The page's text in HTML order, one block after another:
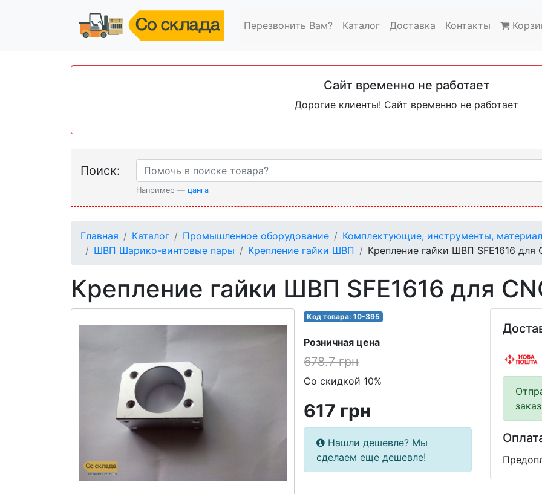
Перезвонить Вам? Каталог Доставка Контакты
Сайт временно не работает
Дорогие клиенты! Сайт временно не работает
Поиск:
Например — цанга
Главная Каталог Промышленное оборудование
Комплектующие, инструменты,
ШВП Шарико-винтовые пары
Крепление гайки ШВП Крепление гайки ШВП SFE1616 для
Крепление гайки ШВП SFE1616 для
Код товара: 10-395
Розничная цена
678.7 грн
Со скидкой 10%
617 грн
Нашли дешевле? Мы
сделаем еще дешевле!